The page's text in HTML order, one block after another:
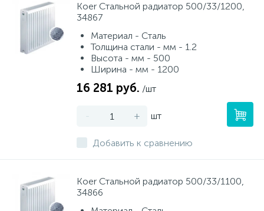
Koer Стальной радиатор 500/33/1200,
34867
Материал - Сталь
Толщина стали - мм - 1.2
Высота - мм - 500
Ширина - мм - 1200
16 281 руб. /шт
- + шт
Добавить к сравнению
Koer Стальной радиатор 500/33/1100,
34866